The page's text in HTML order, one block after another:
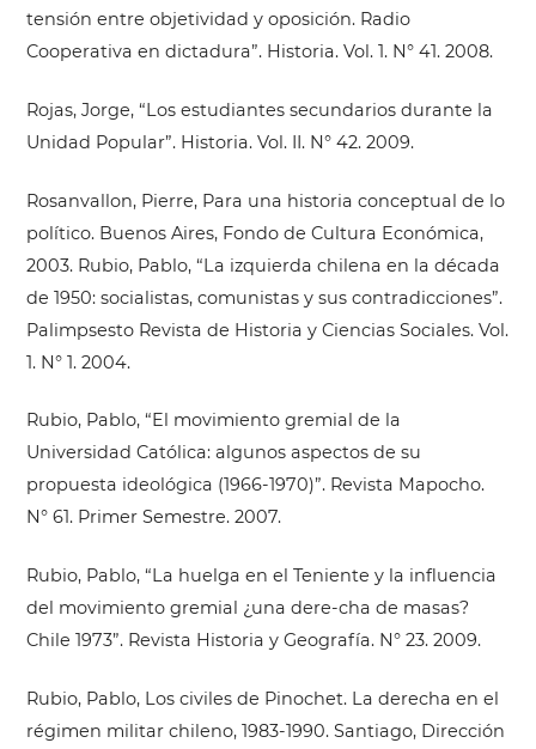
tensión entre objetividad y oposición. Radio
Cooperativa en dictadura”. Historia. Vol. 1. N° 41. 2008.
Rojas, Jorge, “Los estudiantes secundarios durante la
Unidad Popular”. Historia. Vol. II. N° 42. 2009.
Rosanvallon, Pierre, Para una historia conceptual de lo
político. Buenos Aires, Fondo de Cultura Económica,
2003. Rubio, Pablo, “La izquierda chilena en la década
de 1950: socialistas, comunistas y sus contradicciones”.
Palimpsesto Revista de Historia y Ciencias Sociales. Vol.
1. N° 1. 2004.
Rubio, Pablo, “El movimiento gremial de la
Universidad Católica: algunos aspectos de su
propuesta ideológica (1966-1970)”. Revista Mapocho.
N° 61. Primer Semestre. 2007.
Rubio, Pablo, “La huelga en el Teniente y la influencia
del movimiento gremial ¿una dere-cha de masas?
Chile 1973”. Revista Historia y Geografía. N° 23. 2009.
Rubio, Pablo, Los civiles de Pinochet. La derecha en el
régimen militar chileno, 1983-1990. Santiago, Dirección